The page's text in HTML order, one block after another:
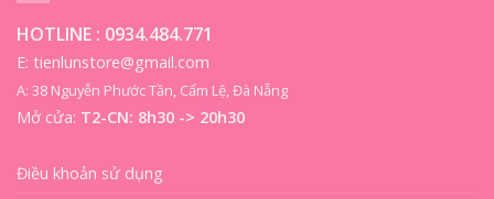
HOTLINE : 0934.484.771
E: tienlunstore@gmail.com
A: 38 Nguyễn Phước Tần, Cẩm Lệ, Đà Nẵng
Mở cửa: T2-CN: 8h30 -> 20h30
Điều khoản sử dụng